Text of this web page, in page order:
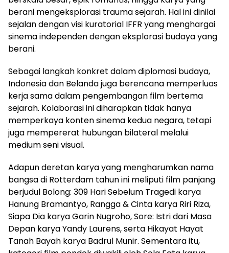
berani mengeksplorasi trauma sejarah. Hal ini dinilai
sejalan dengan visi kuratorial IFFR yang menghargai
sinema independen dengan eksplorasi budaya yang
berani.
​Sebagai langkah konkret dalam diplomasi budaya,
Indonesia dan Belanda juga berencana memperluas
kerja sama dalam pengembangan film bertema
sejarah. Kolaborasi ini diharapkan tidak hanya
memperkaya konten sinema kedua negara, tetapi
juga mempererat hubungan bilateral melalui
medium seni visual.
​Adapun deretan karya yang mengharumkan nama
bangsa di Rotterdam tahun ini meliputi film panjang
berjudul Bolong: 309 Hari Sebelum Tragedi karya
Hanung Bramantyo, Rangga & Cinta karya Riri Riza,
Siapa Dia karya Garin Nugroho, Sore: Istri dari Masa
Depan karya Yandy Laurens, serta Hikayat Hayat
Tanah Bayah karya Badrul Munir. Sementara itu,